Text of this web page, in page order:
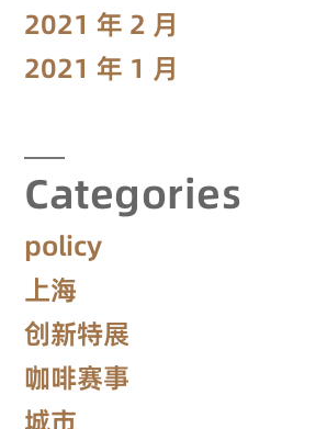
2021 年 2 月
2021 年 1 月
Categories
policy
上海
创新特展
咖啡赛事
城市